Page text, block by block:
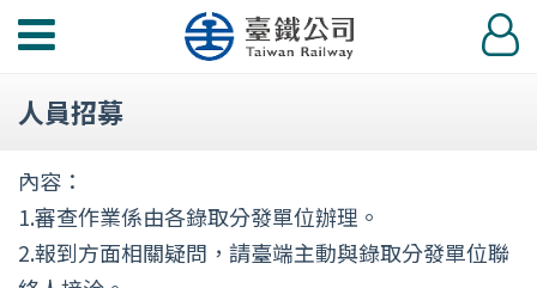
功
選
登
入
人員招募
內容：
1.審查作業係由各錄取分發單位辦理。
2.報到方面相關疑問，請臺端主動與錄取分發單位聯